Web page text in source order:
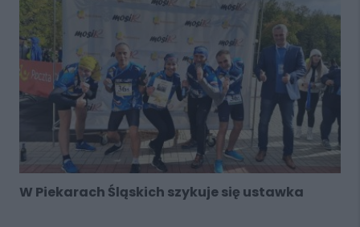
W Piekarach Śląskich szykuje się ustawka